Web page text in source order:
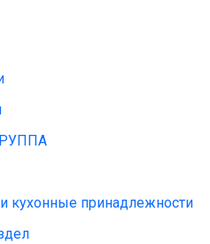
кухонные принадлежности